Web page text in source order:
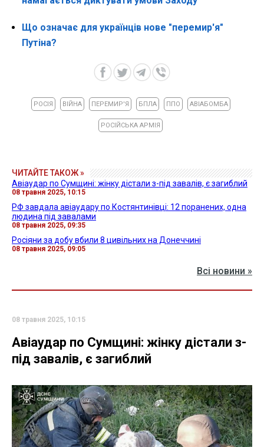
Що означає для українців нове "перемир'я"
Путіна?
РОСІЯ ВІЙНА ПЕРЕМИР'Я БПЛА ППО АВІАБОМБА
РОСІЙСЬКА АРМІЯ
ЧИТАЙТЕ ТАКОЖ »
Авіаудар по Сумщині: жінку дістали з-під завалів, є загиблий
08 травня 2025, 10:15
РФ завдала авіаудару по Костянтинівці: 12 поранених, одна
людина під завалами
08 травня 2025, 09:35
Росіяни за добу вбили 8 цивільних на Донеччині
08 травня 2025, 09:05
Всі новини »
08 травня 2025, 10:15
Авіаудар по Сумщині: жінку дістали з-
під завалів, є загиблий